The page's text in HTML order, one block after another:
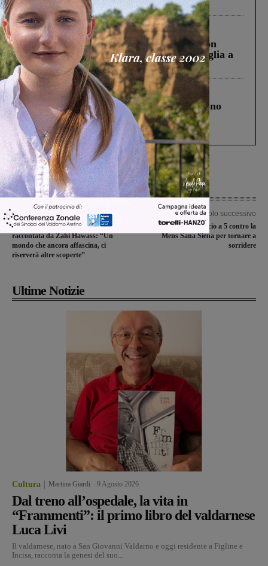
ringraziamento al Governo”
Cronaca 3 Agosto 2026
Scomparso da una struttura di Castiglion
Fiorentino l’uomo che aveva ucciso la figlia a
Levane nel 2020
Cronaca 4 Agosto 2026
Un anno fa la strage in A1 in cui morirono
Gianni, Giulia e Franco. Lo schianto, il
processo, lo stop ai sorpassi fra tir....
Articolo precedente
La magia dell’Antico Egitto
raccontata da Zahi Hawass: “Un
mondo che ancora affascina, ci
riserverà altre scoperte”
Articolo successivo
Il San Giovanni calcio a 5 contro la
Mens Sana Siena per tornare a
sorridere
Ultime Notizie
Cultura Martina Giardi 9 Agosto 2026
Dal treno all’ospedale, la vita in
“Frammenti”: il primo libro del valdarnese
Luca Livi
Il valdarnese, nato a San Giovanni Valdarno e oggi residente a Figline e
Incisa, racconta la genesi del suo...